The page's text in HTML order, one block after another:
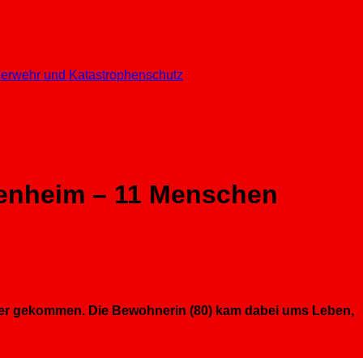
und Katastrophenschutz
– 11 Menschen
gekommen. Die Bewohnerin (80) kam dabei ums Leben,